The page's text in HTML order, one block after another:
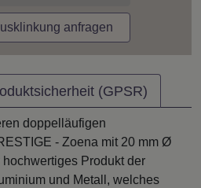
anfragen
(GPSR)
doppelläufigen
- Zoena mit 20 mm Ø
Produkt der
und Metall, welches